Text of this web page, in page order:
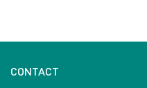
CONTACT